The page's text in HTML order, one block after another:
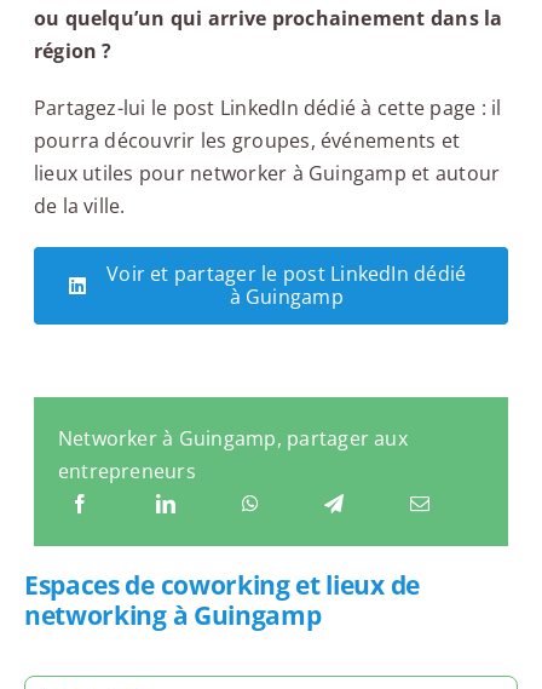
ou quelqu’un qui arrive prochainement dans la
région ?
Partagez-lui le post LinkedIn dédié à cette page : il
pourra découvrir les groupes, événements et
lieux utiles pour networker à Guingamp et autour
de la ville.
Voir et partager le post LinkedIn dédié
à Guingamp
Networker à Guingamp, partager aux
entrepreneurs
Espaces de coworking et lieux de
networking à Guingamp